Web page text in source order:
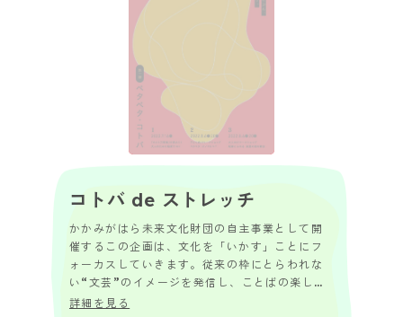
コトバ de ストレッチ
かかみがはら未来文化財団の自主事業として開
催するこの企画は、文化を「いかす」ことにフ
ォーカスしていきます。従来の枠にとらわれな
い“文芸”のイメージを発信し、ことばの楽しさ
や、短歌のもつ魅力を皆様にお届けします。 ペ
詳細を見る